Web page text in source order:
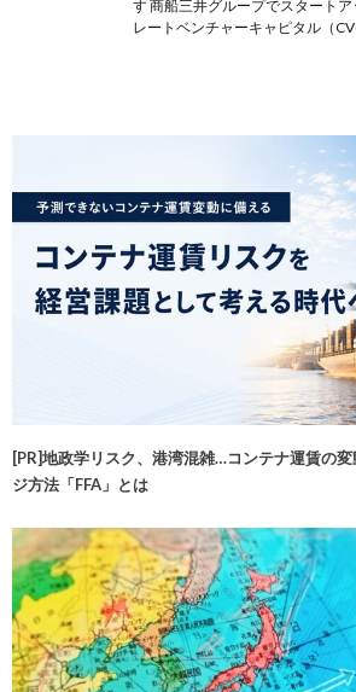
す 商船三井グループでスタート
レートベンチャーキャピタル（
[PR]地政学リスク、港湾混雑…コンテナ運賃の
ジ方法「FFA」とは